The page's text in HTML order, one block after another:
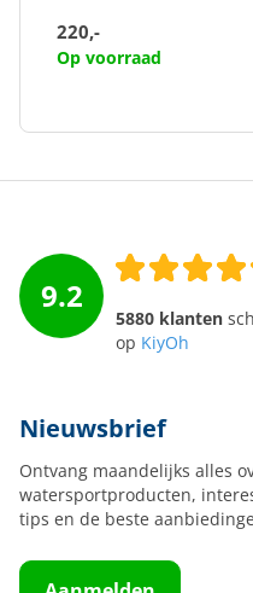
220,-
Op voorraad
9.2
5880 klanten
op KiyOh
Nieuwsbrief
Ontvang maandelijks alles
watersportproducten,
tips en de beste